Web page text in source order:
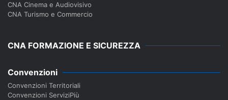
CNA Cinema e Audiovisivo
CNA Turismo e Commercio
CNA FORMAZIONE E SICUREZZA
Convenzioni
Convenzioni Territoriali
Convenzioni ServiziPiù